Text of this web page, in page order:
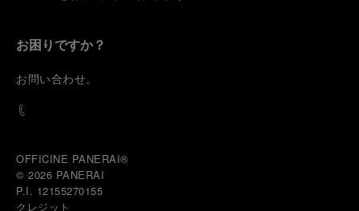
お困りですか？
お問い合わせ。
OFFICINE PANERAI®
© 2026 PANERAI
P.I. 12155270155
クレジット